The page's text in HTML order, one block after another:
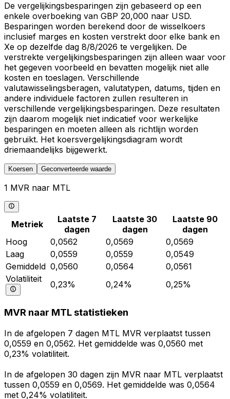
De vergelijkingsbesparingen zijn gebaseerd op een
enkele overboeking van GBP 20,000 naar USD.
Besparingen worden berekend door de wisselkoers
inclusief marges en kosten verstrekt door elke bank en
Xe op dezelfde dag 8/8/2026 te vergelijken. De
verstrekte vergelijkingsbesparingen zijn alleen waar voor
het gegeven voorbeeld en bevatten mogelijk niet alle
kosten en toeslagen. Verschillende
valutawisselingsberagen, valutatypen, datums, tijden en
andere individuele factoren zullen resulteren in
verschillende vergelijkingsbesparingen. Deze resultaten
zijn daarom mogelijk niet indicatief voor werkelijke
besparingen en moeten alleen als richtlijn worden
gebruikt. Het koersvergelijkingsdiagram wordt
driemaandelijks bijgewerkt.
Koersen Geconverteerde waarde
1 MVR naar MTL
Metriek
Laatste 7
dagen
Laatste 30
dagen
Laatste 90
dagen
Hoog
0,0562 0,0569
0,0569
Laag
0,0559 0,0559
0,0549
Gemiddeld 0,0560 0,0564
0,0561
Volatiliteit
0,23% 0,24% 0,25%
MVR naar MTL statistieken
In de afgelopen 7 dagen MTL MVR verplaatst tussen
0,0559 en 0,0562. Het gemiddelde was 0,0560 met
0,23% volatiliteit.
In de afgelopen 30 dagen zijn MVR naar MTL verplaatst
tussen 0,0559 en 0,0569. Het gemiddelde was 0,0564
met 0,24% volatiliteit.